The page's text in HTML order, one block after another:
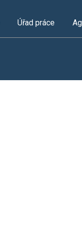
Úřad práce